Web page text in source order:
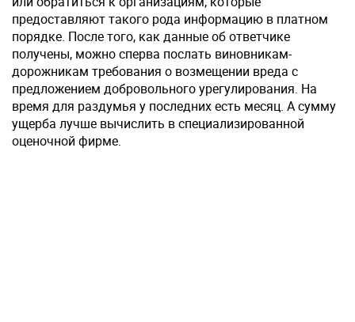
предоставляют такого рода информацию в платном
порядке. После того, как данные об ответчике
получены, можно сперва послать виновникам-
дорожникам требования о возмещении вреда с
предложением добровольного урегулирования. На
время для раздумья у последних есть месяц. А сумму
ущерба лучше вычислить в специализированной
оценочной фирме.